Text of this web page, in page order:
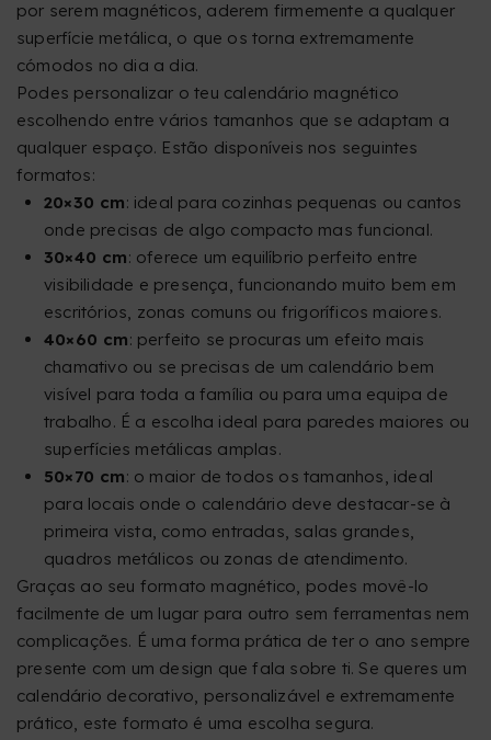
por serem magnéticos, aderem firmemente a qualquer
superfície metálica, o que os torna extremamente
cómodos no dia a dia.
Podes personalizar o teu calendário magnético
escolhendo entre vários tamanhos que se adaptam a
qualquer espaço. Estão disponíveis nos seguintes
formatos:
20×30 cm: ideal para cozinhas pequenas ou cantos
onde precisas de algo compacto mas funcional.
30×40 cm: oferece um equilíbrio perfeito entre
visibilidade e presença, funcionando muito bem em
escritórios, zonas comuns ou frigoríficos maiores.
40×60 cm: perfeito se procuras um efeito mais
chamativo ou se precisas de um calendário bem
visível para toda a família ou para uma equipa de
trabalho. É a escolha ideal para paredes maiores ou
superfícies metálicas amplas.
50×70 cm: o maior de todos os tamanhos, ideal
para locais onde o calendário deve destacar-se à
primeira vista, como entradas, salas grandes,
quadros metálicos ou zonas de atendimento.
Graças ao seu formato magnético, podes movê-lo
facilmente de um lugar para outro sem ferramentas nem
complicações. É uma forma prática de ter o ano sempre
presente com um design que fala sobre ti. Se queres um
calendário decorativo, personalizável e extremamente
prático, este formato é uma escolha segura.